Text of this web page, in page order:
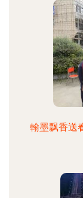
翰墨飘香送